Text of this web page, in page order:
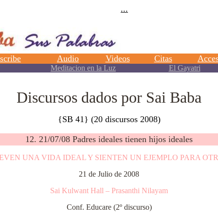
Discursos dados por Sai Baba
{SB 41} (20 discursos 2008)
12. 21/07/08 Padres ideales tienen hijos ideales
UNA VIDA IDEAL Y SIENTEN UN EJEMPLO PARA
21 de Julio de 2008
Sai Kulwant Hall – Prasanthi Nilayam
Conf. Educare (2º discurso)